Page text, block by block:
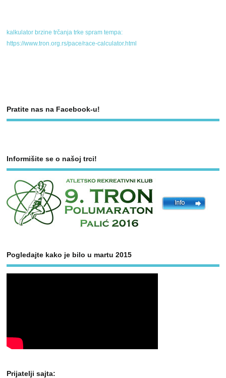
kalkulator brzine trčanja trke spram tempa:
https://www.tron.org.rs/pace/race-calculator.html
Pratite nas na Facebook-u!
Informišite se o našoj trci!
Pogledajte kako je bilo u martu 2015
Prijatelji sajta: